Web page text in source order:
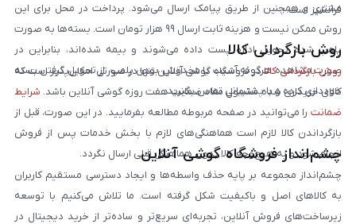
فرانشیز است.
مشتری و همچنین از طریق پیامک ارسال می‌شود. پرداخت در محل برای این
روش ممکن نیست و هزینه ثابت ارسال ۹۹ هزار تومان است. بسته‌ها به صورت
پلمپ شده تحویل اداره پست داده می‌شوند و بیمه شده‌اند، بنابراین در
صورت مشاهده هرگونه آسیب یا مخدوش بودن پلمپ، از تحویل گرفتن بسته
خودداری کرده و با پشتیبانی تماس بگیرید.
روش بازگردانی کالا
روش بازگردانی کالادر فروشگاه گوشی آنلاین تنها در صورتی امکان‌پذیر است که
کالای خریداری شده مشمول مفاد ضمانت هفت روزه گوشی آنلاین باشد. شرایط
ضمانت را می‌توانید در صفحه مربوطه مطالعه بفرمایید. در این صورت، قبل از
بازگرداندن کالا لازم است هماهنگی‌های لازم با بخش خدمات پس از فروش
انجام شود و به هیچ‌وجه کالا بدون هماهنگی قبلی ارسال نگردد.
چشم‌انداز فروشگاه گوشی آنلاین
چشم‌انداز مجموعه بر پایه حذف واسطه‌ها و ایجاد دسترسی مستقیم کاربران
به کالاهای اصل و باکیفیت شکل گرفته است. ما تلاش می‌کنیم با توسعه
زیرساخت‌های فروش آنلاین، تجربه‌ای سریع‌تر و ساده‌تر از خرید دیجیتال در